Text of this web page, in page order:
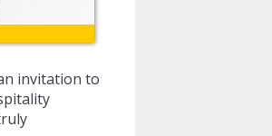
invitation to